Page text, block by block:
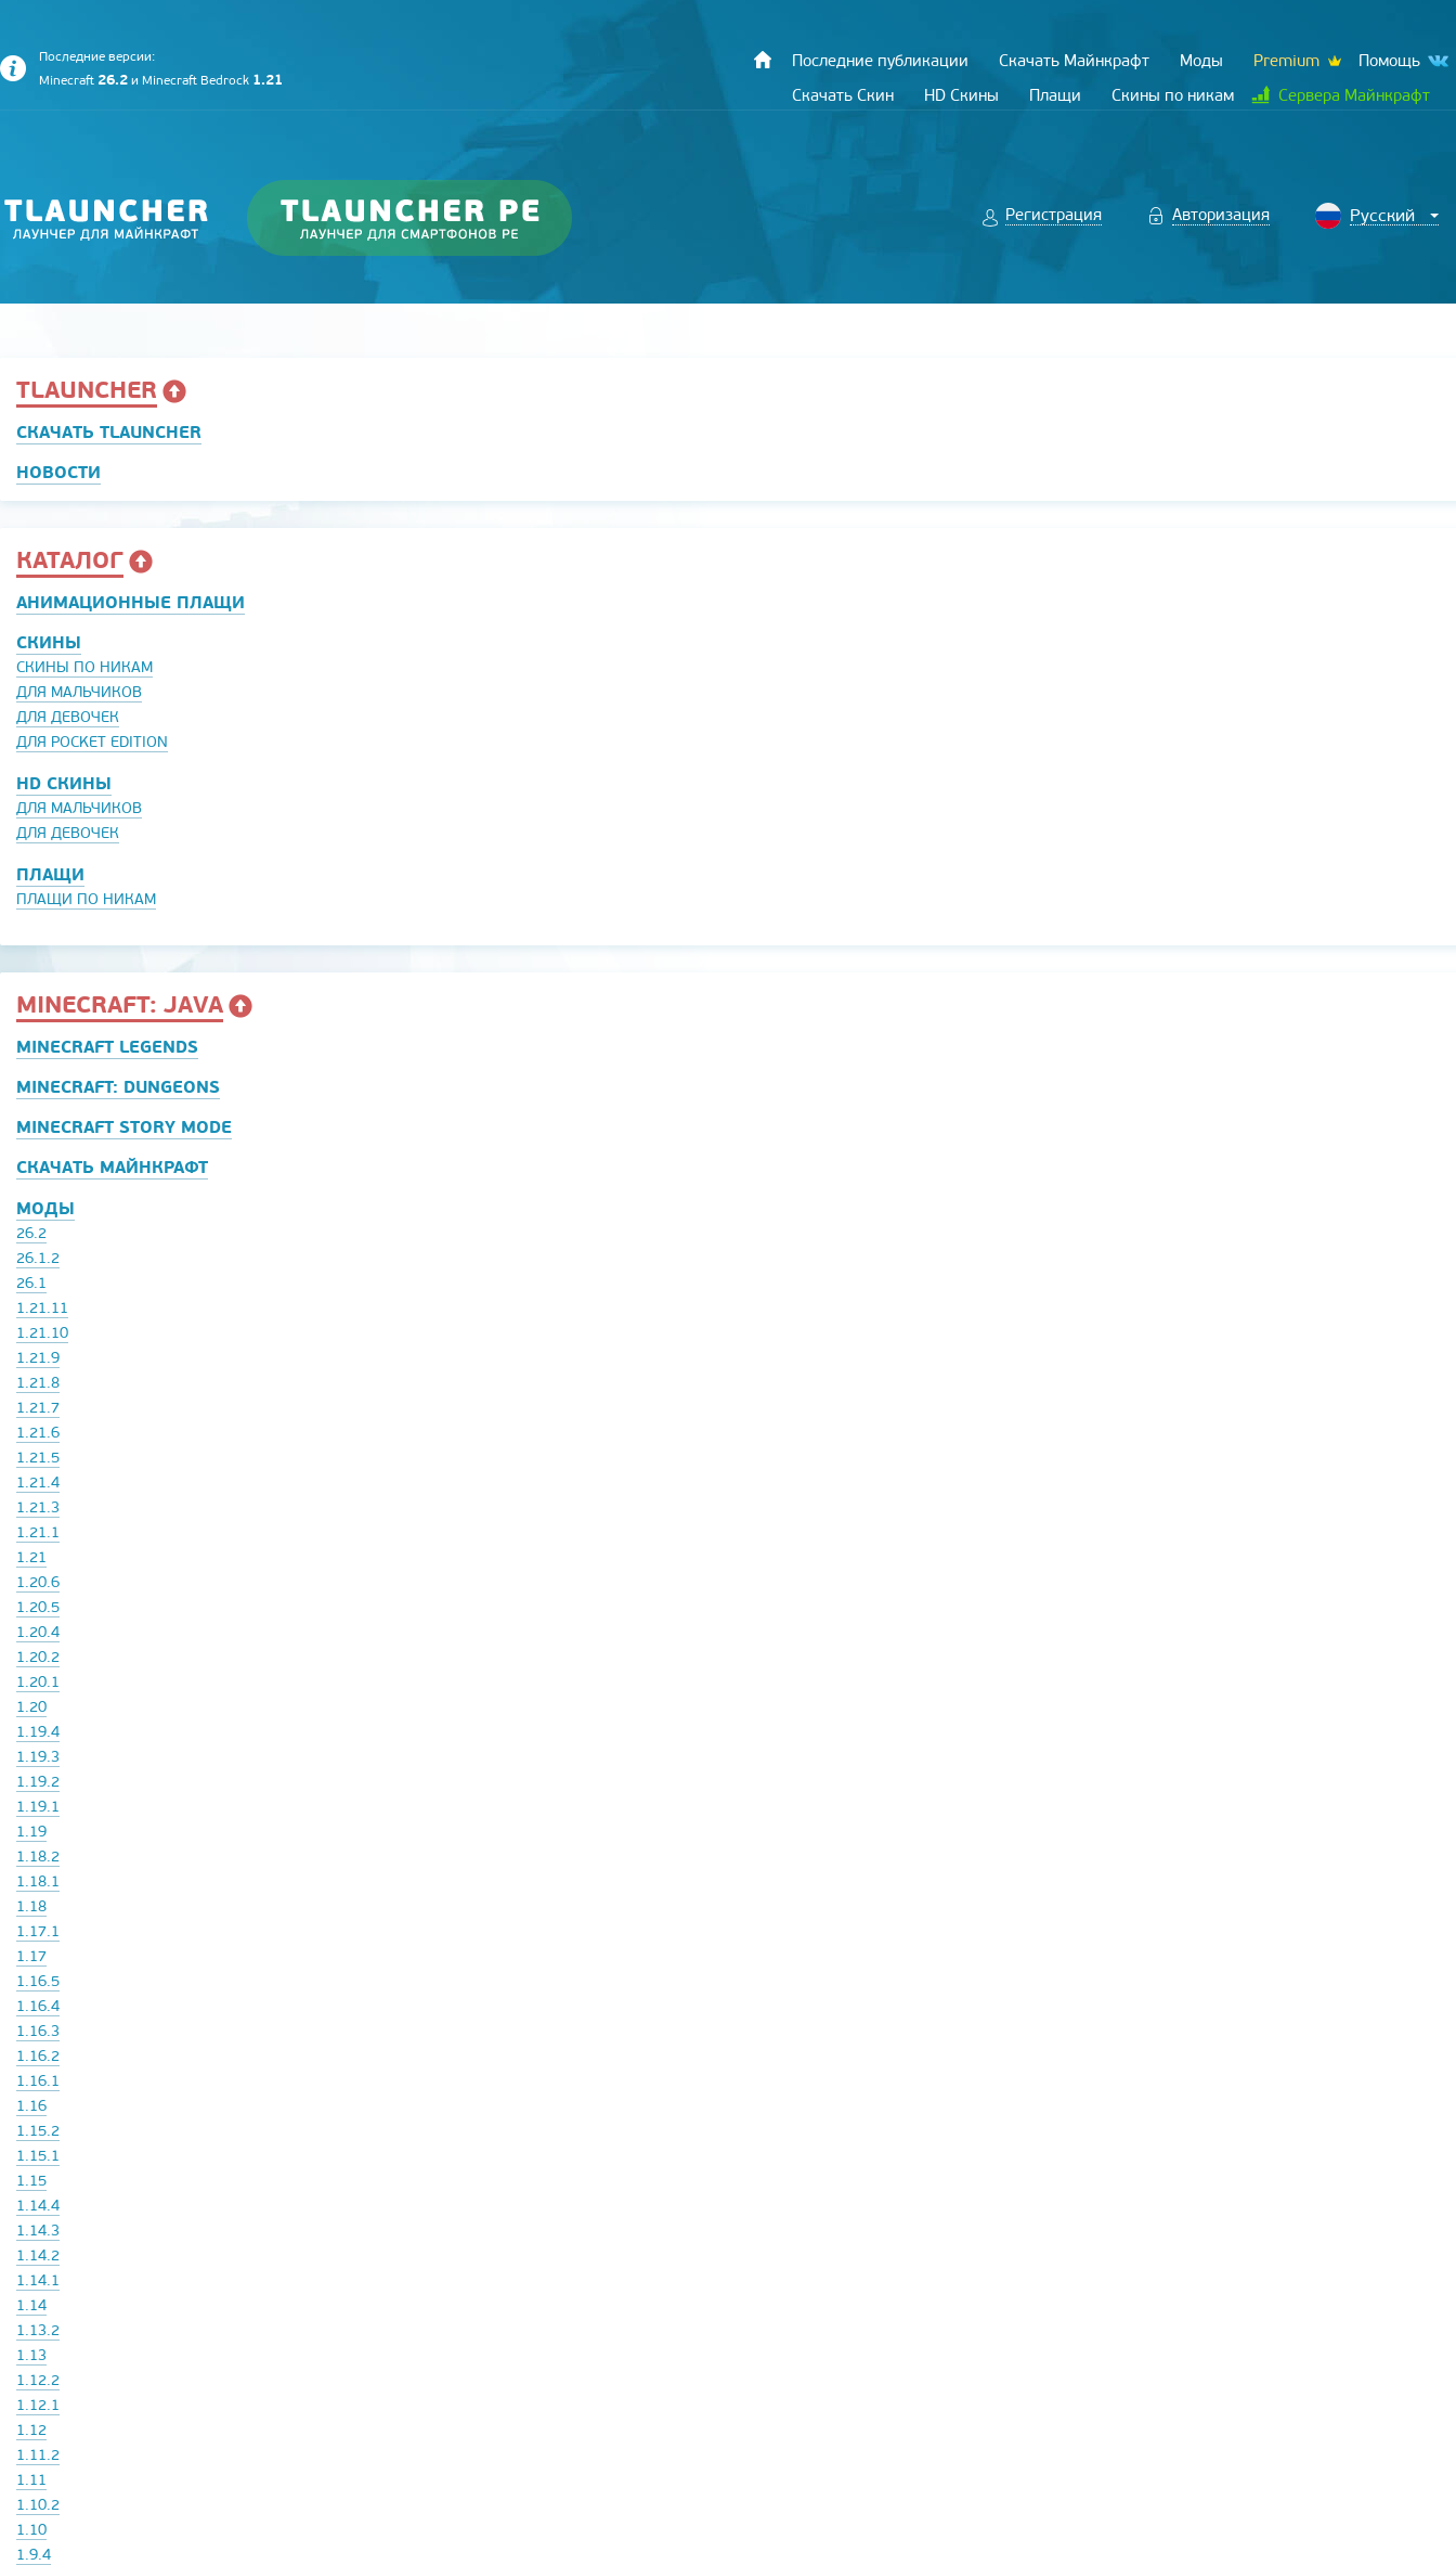
Последние версии:
Minecraft 26.2 и Minecraft Bedrock 1.21
Последние публикации Скачать Майнкрафт Моды Premium
Помощь
Скачать Скин
HD Скины Плащи Скины по никам Сервера Майнкрафт
Регистрация Авторизация
TLAUNCHER
СКАЧАТЬ TLAUNCHER
НОВОСТИ
КАТАЛОГ
АНИМАЦИОННЫЕ ПЛАЩИ
СКИНЫ
СКИНЫ ПО НИКАМ
ДЛЯ МАЛЬЧИКОВ
ДЛЯ ДЕВОЧЕК
ДЛЯ POCKET EDITION
HD СКИНЫ
ДЛЯ МАЛЬЧИКОВ
ДЛЯ ДЕВОЧЕК
ПЛАЩИ
ПЛАЩИ ПО НИКАМ
MINECRAFT: JAVA
MINECRAFT LEGENDS
MINECRAFT: DUNGEONS
MINECRAFT STORY MODE
СКАЧАТЬ МАЙНКРАФТ
МОДЫ
26.2
26.1.2
26.1
1.21.11
1.21.10
1.21.9
1.21.8
1.21.7
1.21.6
1.21.5
1.21.4
1.21.3
1.21.1
1.21
1.20.6
1.20.5
1.20.4
1.20.2
1.20.1
1.20
1.19.4
1.19.3
1.19.2
1.19.1
1.19
1.18.2
1.18.1
1.18
1.17.1
1.17
1.16.5
1.16.4
1.16.3
1.16.2
1.16.1
1.16
1.15.2
1.15.1
1.15
1.14.4
1.14.3
1.14.2
1.14.1
1.14
1.13.2
1.13
1.12.2
1.12.1
1.12
1.11.2
1.11
1.10.2
1.10
1.9.4